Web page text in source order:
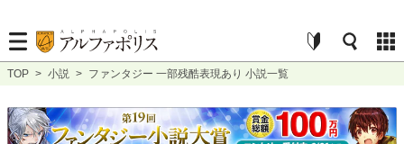
TOP > 小説 > ファンタジー 一部残酷表現あり 小説一覧